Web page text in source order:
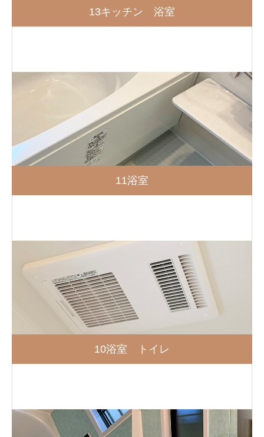
13キッチン 浴室
11浴室
10浴室 トイレ